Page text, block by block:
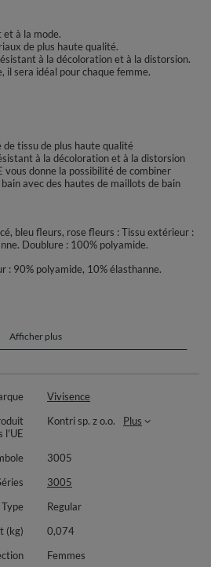
et à la mode.
de plus haute qualité.
à la décoloration et à la distorsion.
il sera idéal pour chaque femme.
de tissu de plus haute qualité
à la décoloration et à la distorsion
vous donne la possibilité de combiner
avec des hautes de maillots de bain
bleu fleurs, rose fleurs : Tissu extérieur :
Doublure : 100% polyamide.
: 90% polyamide, 10% élasthanne.
Afficher plus
Vivisence
l'UE
Kontri sp. z o.o. Plus
3005
3005
Type
Regular
(kg)
0,074
Femmes